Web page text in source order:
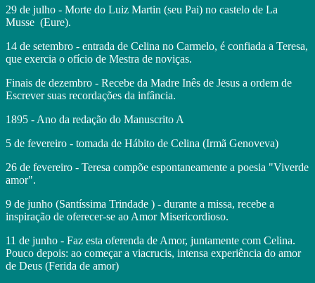
29 de julho - Morte do Luiz Martin (seu Pai) no castelo de La
Musse (Eure).
14 de setembro - entrada de Celina no Carmelo, é confiada a Teresa,
que exercia o ofício de Mestra de noviças.
Finais de dezembro - Recebe da Madre Inês de Jesus a ordem de
Escrever suas recordações da infância.
1895 - Ano da redação do Manuscrito A
5 de fevereiro - tomada de Hábito de Celina (Irmã Genoveva)
26 de fevereiro - Teresa compõe espontaneamente a poesia "Viverde
amor".
9 de junho (Santíssima Trindade ) - durante a missa, recebe a
inspiração de oferecer-se ao Amor Misericordioso.
11 de junho - Faz esta oferenda de Amor, juntamente com Celina.
Pouco depois: ao começar a viacrucis, intensa experiência do amor
de Deus (Ferida de amor)